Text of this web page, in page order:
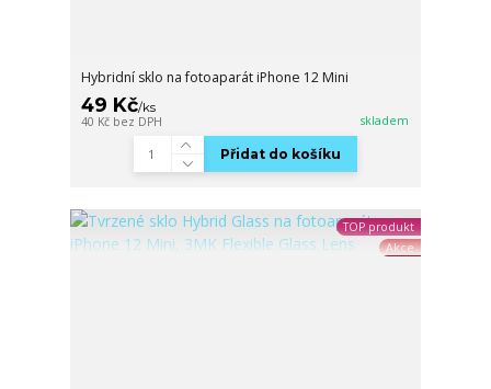
Hybridní sklo na fotoaparát iPhone 12 Mini
49 Kč/ks
40 Kč bez DPH skladem
Přidat do košíku
TOP produkt
Akce